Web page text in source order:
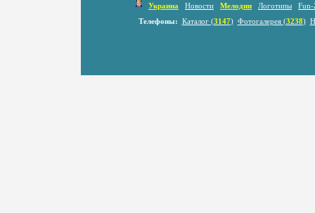
Украина Новости Мелодии Логотипы
Fun-
Телефоны:
Каталог (3147) Фотогалерея (3238)